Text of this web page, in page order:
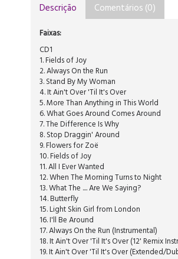
Descrição Comentários (0)
Faixas:
CD1
1. Fields of Joy
2. Always On the Run
3. Stand By My Woman
4. It Ain't Over 'Til It's Over
5. More Than Anything in This World
6. What Goes Around Comes Around
7. The Difference Is Why
8. Stop Draggin' Around
9. Flowers for Zoë
10. Fields of Joy
11. All I Ever Wanted
12. When The Morning Turns to Night
13. What The .... Are We Saying?
14. Butterfly
15. Light Skin Girl from London
16. I'll Be Around
17. Always On the Run (Instrumental)
18. It Ain't Over 'Til It's Over (12' Remix
19. It Ain't Over 'Til It's Over (Extended/